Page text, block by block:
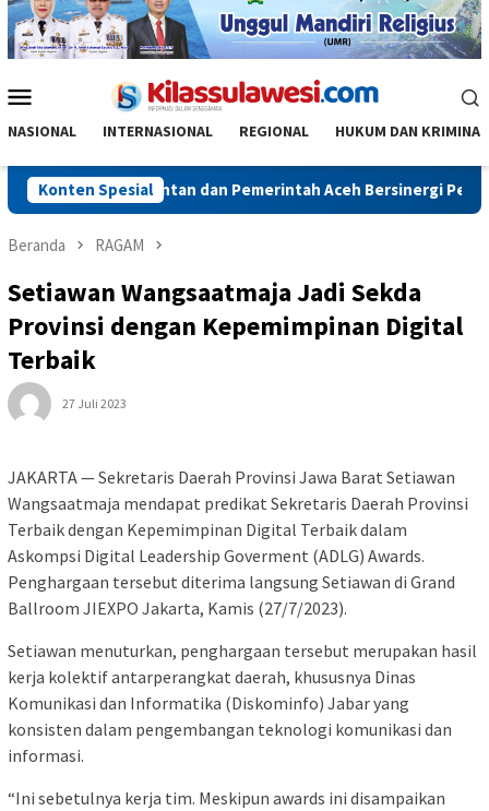
Mobile
NASIONAL INTERNASIONAL REGIONAL HUKUM DAN KRIMINAL
Konten Spesial
Kementan dan Pemerintah Aceh Bersinergi Percepat
Beranda RAGAM
Setiawan Wangsaatmaja Jadi Sekda
Provinsi dengan Kepemimpinan Digital
Terbaik
27 Juli 2023
JAKARTA — Sekretaris Daerah Provinsi Jawa Barat Setiawan
Wangsaatmaja mendapat predikat Sekretaris Daerah Provinsi
Terbaik dengan Kepemimpinan Digital Terbaik dalam
Askompsi Digital Leadership Goverment (ADLG) Awards.
Penghargaan tersebut diterima langsung Setiawan di Grand
Ballroom JIEXPO Jakarta, Kamis (27/7/2023).
Setiawan menuturkan, penghargaan tersebut merupakan hasil
kerja kolektif antarperangkat daerah, khususnya Dinas
Komunikasi dan Informatika (Diskominfo) Jabar yang
konsisten dalam pengembangan teknologi komunikasi dan
informasi.
“Ini sebetulnya kerja tim. Meskipun awards ini disampaikan